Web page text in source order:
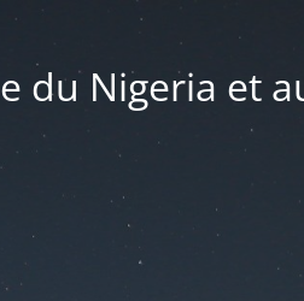
Nigeria et